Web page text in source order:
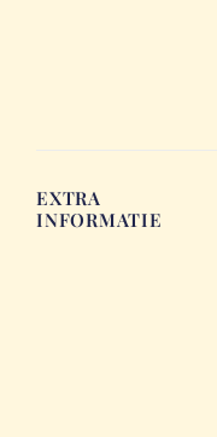
EXTRA
INFORMATIE